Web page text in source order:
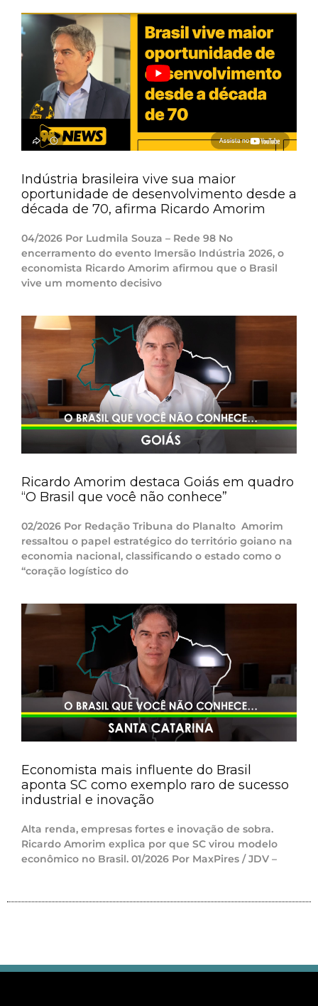
Indústria brasileira vive sua maior
oportunidade de desenvolvimento desde a
década de 70, afirma Ricardo Amorim
04/2026 Por Ludmila Souza – Rede 98 No
encerramento do evento Imersão Indústria 2026, o
economista Ricardo Amorim afirmou que o Brasil
vive um momento decisivo
Ricardo Amorim destaca Goiás em quadro
“O Brasil que você não conhece”
02/2026 Por Redação Tribuna do Planalto Amorim
ressaltou o papel estratégico do território goiano na
economia nacional, classificando o estado como o
“coração logístico do
Economista mais influente do Brasil
aponta SC como exemplo raro de sucesso
industrial e inovação
Alta renda, empresas fortes e inovação de sobra.
Ricardo Amorim explica por que SC virou modelo
econômico no Brasil. 01/2026 Por MaxPires / JDV –